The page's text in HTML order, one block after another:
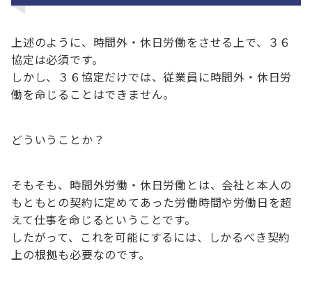
上述のように、時間外・休日労働をさせる上で、３６
協定は必須です。
しかし、３６協定だけでは、従業員に時間外・休日労
働を命じることはできません。
どういうことか？
そもそも、時間外労働・休日労働とは、会社と本人の
もともとの契約に定めてあった労働時間や労働日を超
えて仕事を命じるということです。
したがって、これを可能にするには、しかるべき契約
上の根拠も必要なのです。